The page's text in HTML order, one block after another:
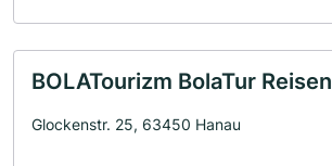
BOLATourizm BolaTur Reisen
Glockenstr. 25, 63450 Hanau